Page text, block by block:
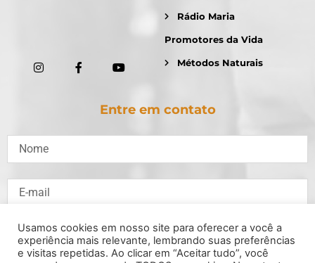
Rádio Maria
Promotores da Vida
Métodos Naturais
Entre em contato
Usamos cookies em nosso site para oferecer a você a
experiência mais relevante, lembrando suas preferências
e visitas repetidas. Ao clicar em “Aceitar tudo”, você